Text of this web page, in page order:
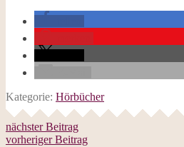
Kategorie: Hörbücher
nächster Beitrag
vorheriger Beitrag